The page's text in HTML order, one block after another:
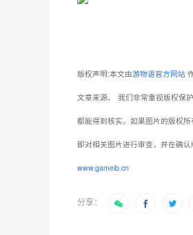
版权声明:本文由游物语官方网站
文章来源。 我们非常重视版权保
都能得到核实。如果图片的版权
即对相关图片进行审查，并在确
www.gameib.cn
分享：